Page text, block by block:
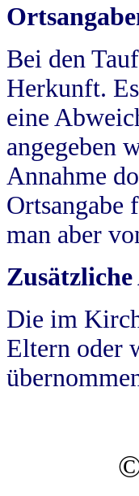
Bei den
Herkunft.
eine
angegeben
Annahme
Ortsangabe
man aber
Die im
Eltern oder